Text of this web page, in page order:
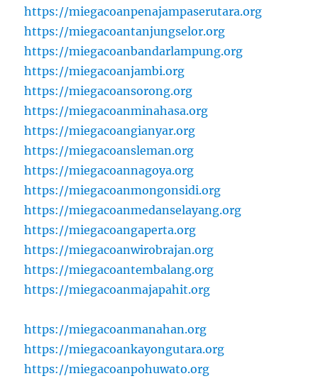
https://miegacoanpenajampaserutara.org
https://miegacoantanjungselor.org
https://miegacoanbandarlampung.org
https://miegacoanjambi.org
https://miegacoansorong.org
https://miegacoanminahasa.org
https://miegacoangianyar.org
https://miegacoansleman.org
https://miegacoannagoya.org
https://miegacoanmongonsidi.org
https://miegacoanmedanselayang.org
https://miegacoangaperta.org
https://miegacoanwirobrajan.org
https://miegacoantembalang.org
https://miegacoanmajapahit.org
https://miegacoanmanahan.org
https://miegacoankayongutara.org
https://miegacoanpohuwato.org